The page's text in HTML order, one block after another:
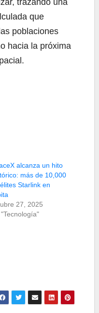
que
poblaciones
hacia la próxima
alcanza un hito
más de 10,000
Starlink en
27, 2025
"Tecnología"